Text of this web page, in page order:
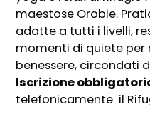
maestose Orobie.
adatte a tutti i livelli,
momenti di quiete per
benessere, circondati
Iscrizione
telefonicamente il